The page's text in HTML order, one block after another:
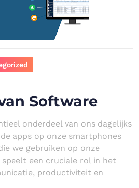
Software
onderdeel van ons dagelijks
apps op onze smartphones
we gebruiken op onze
een cruciale rol in het
productiviteit en